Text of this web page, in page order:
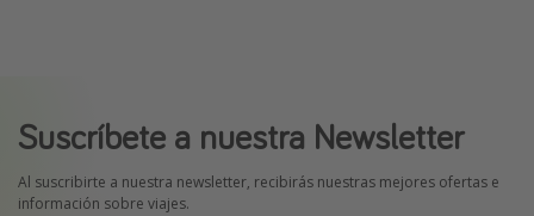
Suscríbete a nuestra Newsletter
Al suscribirte a nuestra newsletter, recibirás nuestras mejores ofertas e
información sobre viajes.